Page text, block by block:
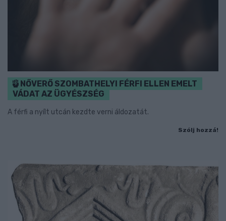
NŐVERŐ SZOMBATHELYI FÉRFI ELLEN EMELT
VÁDAT AZ ÜGYÉSZSÉG
A férfi a nyílt utcán kezdte verni áldozatát.
Szólj hozzá!